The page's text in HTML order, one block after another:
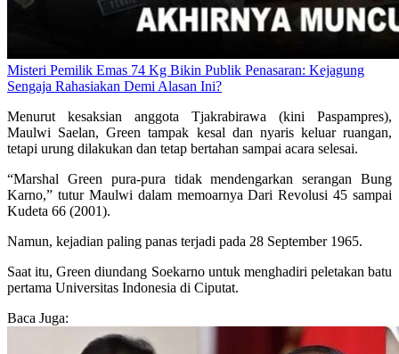
Misteri Pemilik Emas 74 Kg Bikin Publik Penasaran: Kejagung
Sengaja Rahasiakan Demi Alasan Ini?
Menurut kesaksian anggota Tjakrabirawa (kini Paspampres),
Maulwi Saelan, Green tampak kesal dan nyaris keluar ruangan,
tetapi urung dilakukan dan tetap bertahan sampai acara selesai.
“Marshal Green pura-pura tidak mendengarkan serangan Bung
Karno,” tutur Maulwi dalam memoarnya Dari Revolusi 45 sampai
Kudeta 66 (2001).
Namun, kejadian paling panas terjadi pada 28 September 1965.
Saat itu, Green diundang Soekarno untuk menghadiri peletakan batu
pertama Universitas Indonesia di Ciputat.
Baca Juga: